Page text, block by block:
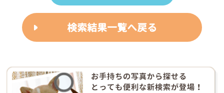
検索結果一覧へ戻る